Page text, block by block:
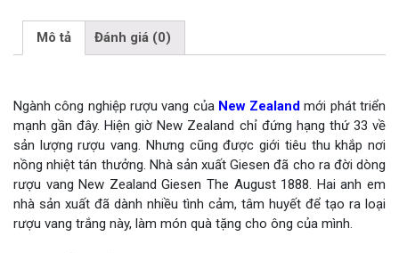
Mô tả Đánh giá (0)
Ngành công nghiệp rượu vang củaNew Zealand mới phát triển
mạnh gần đây. Hiện giờ New Zealand chỉ đứng hạng thứ 33 về
sản lượng rượu vang. Nhưng cũng được giới tiêu thu khắp nơi
nồng nhiệt tán thưởng. Nhà sản xuất Giesen đã cho ra đời dòng
rượu vang New Zealand Giesen The August 1888. Hai anh em
nhà sản xuất đã dành nhiều tình cảm, tâm huyết để tạo ra loại
rượu vang trắng này, làm món quà tặng cho ông của mình.